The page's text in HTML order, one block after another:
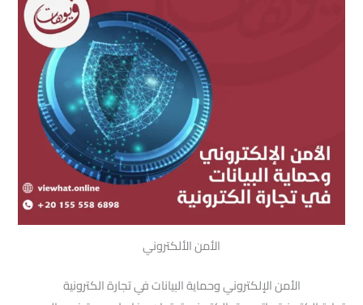
الأمن الألكتروني
الأمن الإلكتروني وحماية البيانات في تجارة الكترونية